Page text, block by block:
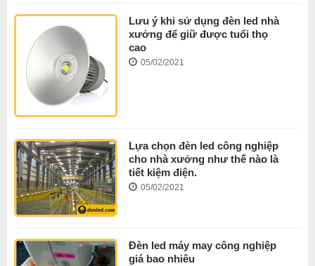
Lưu ý khi sử dụng đèn led nhà
xưởng để giữ được tuổi thọ
cao
05/02/2021
Lựa chọn đèn led công nghiệp
cho nhà xưởng như thế nào là
tiết kiệm điện.
05/02/2021
Đèn led máy may công nghiệp
giá bao nhiêu